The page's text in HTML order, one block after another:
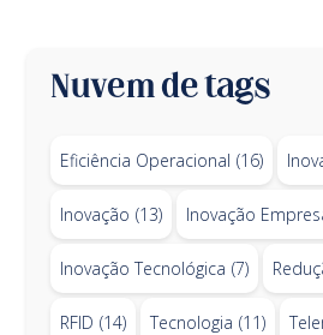
Nuvem de tags
Eficiência Operacional (16)
Inovação (13) Inovação
Inovação Tecnológica (7)
RFID (14) Tecnologia (11)